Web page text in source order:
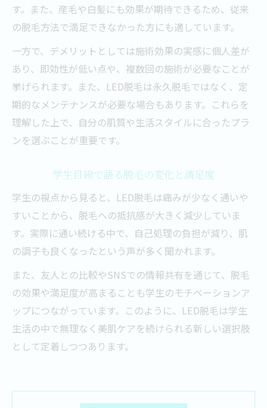
す。また、産毛や白髪にも効果が期待できるため、従来
の脱毛方法で満足できなかった方にも適しています。
一方で、デメリットとしては施術効果の実感に個人差が
あり、即効性が低い点や、複数回の施術が必要なことが
挙げられます。また、LED脱毛は永久脱毛ではなく、定
期的なメンテナンスが必要な場合もあります。これらを
理解した上で、自分の肌質や生活スタイルに合ったプラ
ンを選ぶことが重要です。
学生目線で語る脱毛の変化と満足度
学生の視点から見ると、LED脱毛は痛みが少なく通いや
すいことから、脱毛への抵抗感が大きく減少していま
す。実際に通い続ける中で、自己処理の負担が減り、肌
の調子も良くなったという声が多く聞かれます。
また、友人との比較やSNSでの情報共有を通じて、脱毛
の効果や満足度が高まることも学生のモチベーションア
ップにつながっています。このように、LED脱毛は学生
生活の中で無理なく美肌ケアを続けられる新しい選択肢
として定着しつつあります。